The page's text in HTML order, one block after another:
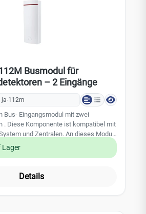
Busmodul für
– 2 Eingänge
ja-112m
Bus- Eingangsmodul mit zwei
. Diese Komponente ist kompatibel mit
und Zentralen. An dieses Modul
und Sensoren angeschlossen
Funktionen eingestellt und
(0,1 Sek. bis 300 Sek.) Der Melder ist
Lager
Details